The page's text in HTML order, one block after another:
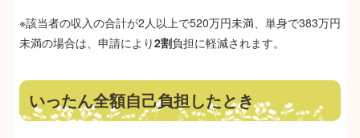
※該当者の収入の合計が2人以上で520万円未満、単身で383万円
未満の場合は、申請により2割負担に軽減されます。
いったん全額自己負担したとき